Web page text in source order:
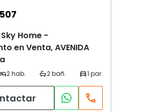
Home -
en Venta, AVENIDA